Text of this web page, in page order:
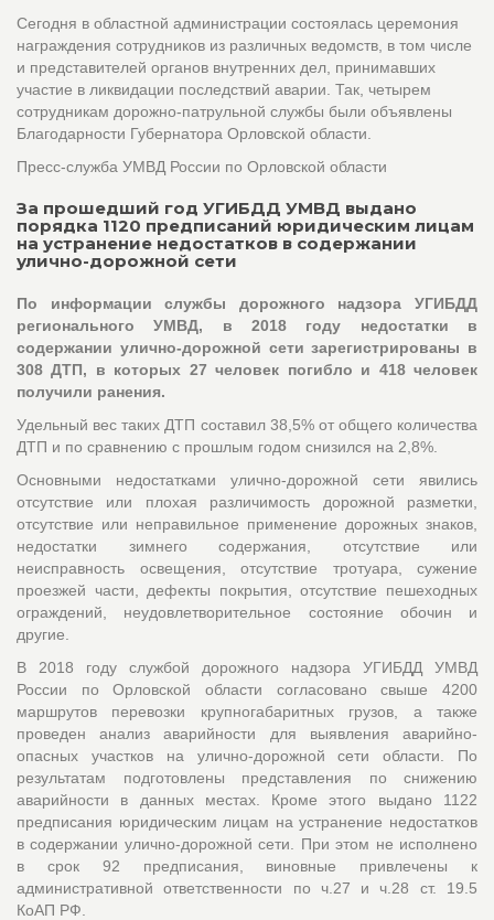
Сегодня в областной администрации состоялась церемония
награждения сотрудников из различных ведомств, в том числе
и представителей органов внутренних дел, принимавших
участие в ликвидации последствий аварии. Так, четырем
сотрудникам дорожно-патрульной службы были объявлены
Благодарности Губернатора Орловской области.
Пресс-служба УМВД России по Орловской области
За прошедший год УГИБДД УМВД выдано
порядка 1120 предписаний юридическим лицам
на устранение недостатков в содержании
улично-дорожной сети
По информации службы дорожного надзора УГИБДД
регионального УМВД, в 2018 году недостатки в
содержании улично-дорожной сети зарегистрированы в
308 ДТП, в которых 27 человек погибло и 418 человек
получили ранения.
Удельный вес таких ДТП составил 38,5% от общего количества
ДТП и по сравнению с прошлым годом снизился на 2,8%.
Основными недостатками улично-дорожной сети явились
отсутствие или плохая различимость дорожной разметки,
отсутствие или неправильное применение дорожных знаков,
недостатки зимнего содержания, отсутствие или
неисправность освещения, отсутствие тротуара, сужение
проезжей части, дефекты покрытия, отсутствие пешеходных
ограждений, неудовлетворительное состояние обочин и
другие.
В 2018 году службой дорожного надзора УГИБДД УМВД
России по Орловской области согласовано свыше 4200
маршрутов перевозки крупногабаритных грузов, а также
проведен анализ аварийности для выявления аварийно-
опасных участков на улично-дорожной сети области. По
результатам подготовлены представления по снижению
аварийности в данных местах. Кроме этого выдано 1122
предписания юридическим лицам на устранение недостатков
в содержании улично-дорожной сети. При этом не исполнено
в срок 92 предписания, виновные привлечены к
административной ответственности по ч.27 и ч.28 ст. 19.5
КоАП РФ.